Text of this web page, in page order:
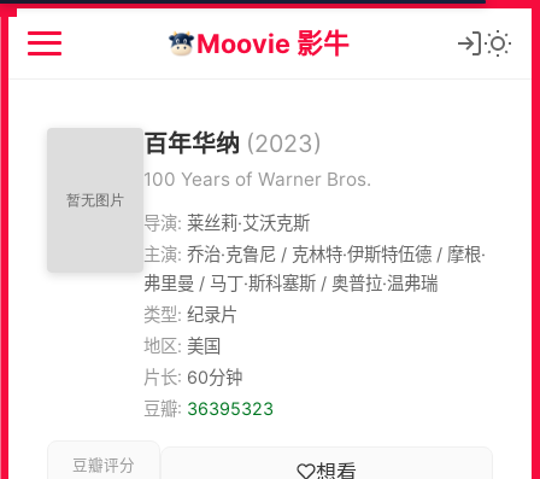
Moovie 影牛
百年华纳 (2023)
100 Years of Warner Bros.
导演: 莱丝莉·艾沃克斯
主演: 乔治·克鲁尼 / 克林特·伊斯特伍德 / 摩根·
弗里曼 / 马丁·斯科塞斯 / 奥普拉·温弗瑞
类型: 纪录片
地区: 美国
片长: 60分钟
豆瓣: 36395323
豆瓣评分 想看